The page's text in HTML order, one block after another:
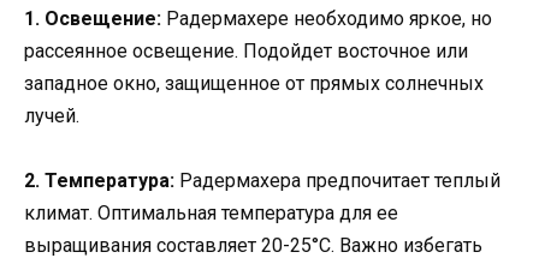
1. Освещение: Радермахере необходимо яркое, но
рассеянное освещение. Подойдет восточное или
западное окно, защищенное от прямых солнечных
лучей.
2. Температура: Радермахера предпочитает теплый
климат. Оптимальная температура для ее
выращивания составляет 20-25°C. Важно избегать